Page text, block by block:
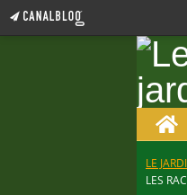
Home
LE
LES